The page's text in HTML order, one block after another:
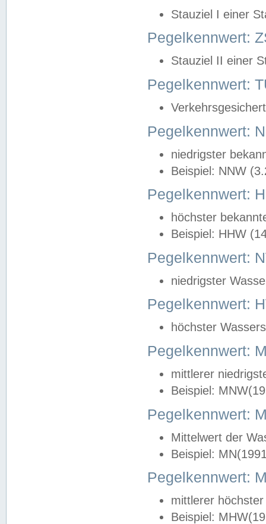
Stauziel I einer
Pegelkennwert:
Stauziel II einer
Pegelkennwert:
Pegelkennwert:
niedrigster
Beispiel: NNW
Pegelkennwert:
höchster
Beispiel: HHW
Pegelkennwert:
niedrigster
Pegelkennwert:
höchster
Pegelkennwert:
mittlerer
Beispiel:
Pegelkennwert:
Mittelwert der
Beispiel:
Pegelkennwert:
mittlerer
Beispiel: